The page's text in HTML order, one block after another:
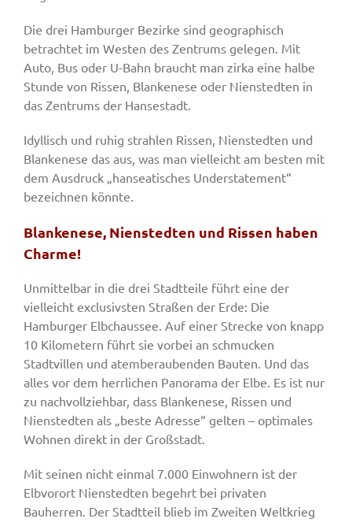
Die drei Hamburger Bezirke sind geographisch
betrachtet im Westen des Zentrums gelegen. Mit
Auto, Bus oder U-Bahn braucht man zirka eine halbe
Stunde von Rissen, Blankenese oder Nienstedten in
das Zentrums der Hansestadt.
Idyllisch und ruhig strahlen Rissen, Nienstedten und
Blankenese das aus, was man vielleicht am besten mit
dem Ausdruck „hanseatisches Understatement“
bezeichnen könnte.
Blankenese, Nienstedten und Rissen haben
Charme!
Unmittelbar in die drei Stadtteile führt eine der
vielleicht exclusivsten Straßen der Erde: Die
Hamburger Elbchaussee. Auf einer Strecke von knapp
10 Kilometern führt sie vorbei an schmucken
Stadtvillen und atemberaubenden Bauten. Und das
alles vor dem herrlichen Panorama der Elbe. Es ist nur
zu nachvollziehbar, dass Blankenese, Rissen und
Nienstedten als „beste Adresse“ gelten – optimales
Wohnen direkt in der Großstadt.
Mit seinen nicht einmal 7.000 Einwohnern ist der
Elbvorort Nienstedten begehrt bei privaten
Bauherren. Der Stadtteil blieb im Zweiten Weltkrieg